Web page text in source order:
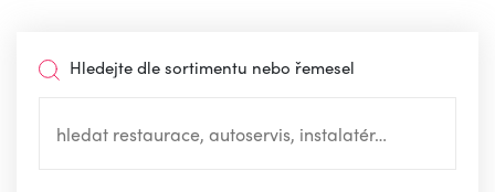
Hledejte dle sortimentu nebo řemesel